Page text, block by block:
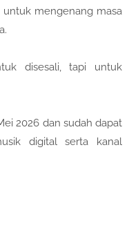
untuk mengenang masa
disesali, tapi untuk
2026 dan sudah dapat
digital serta kanal